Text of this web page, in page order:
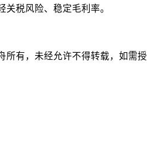
关税风险、稳定毛利率。
所有，未经允许不得转载，如需授